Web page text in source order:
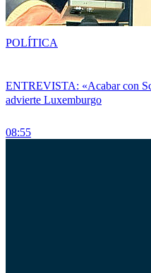
ENTREVISTA: «Acabar con
advierte Luxemburgo
08:55
POLÍTICA